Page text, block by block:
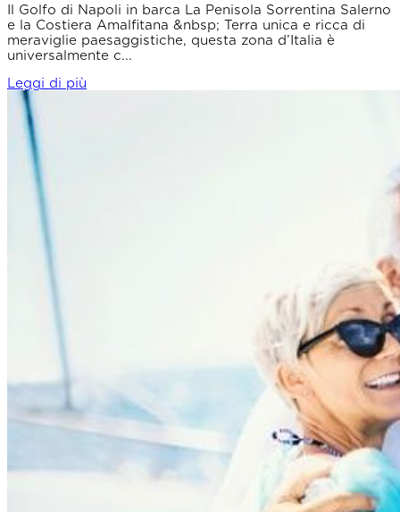
Il Golfo di Napoli in barca La Penisola Sorrentina Salerno
e la Costiera Amalfitana &nbsp; Terra unica e ricca di
meraviglie paesaggistiche, questa zona d’Italia è
universalmente c...
Leggi di più